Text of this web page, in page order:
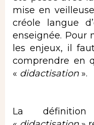
mise en
créole langue
enseignée. Pour
les enjeux, il
comprendre en
« didactisation ».
La